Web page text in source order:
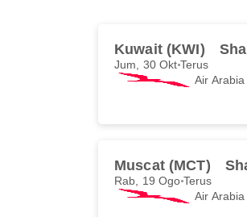
Kuwait (KWI)
Jum, 30 Okt Terus
Air Arabia
Muscat (MCT)
Rab, 19 Ogo Terus
Air Arabia